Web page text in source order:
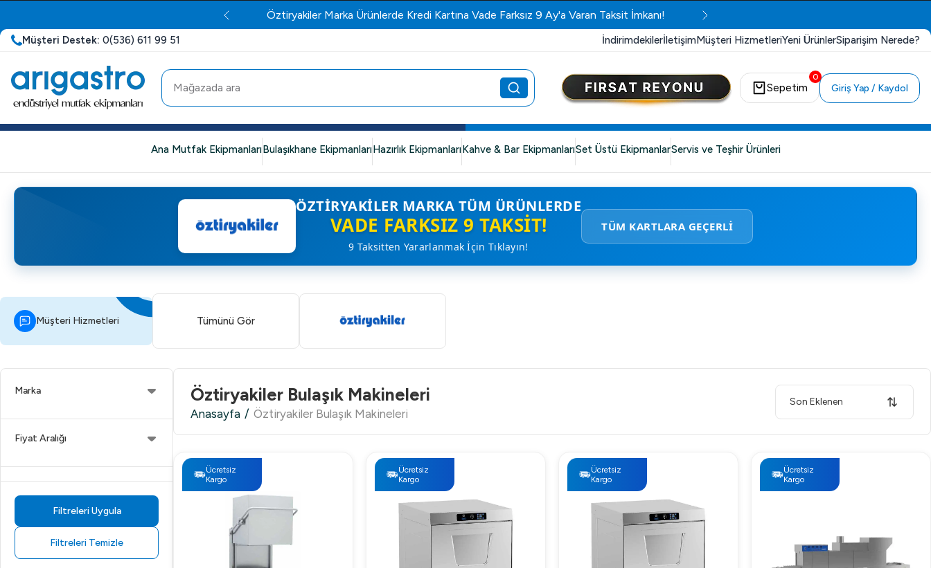
Öztiryakiler Marka Ürünlerde Kredi Kartına Vade Farksız 9 Ay'a Varan Taksit İmkanı!
Müşteri Destek: 0(536) 611 99 51 İndirimdekilerİletişimMüşteri HizmetleriYeni ÜrünlerSiparişim Nerede?
0
Sepetim Giriş Yap / Kaydol
Ana Mutfak EkipmanlarıBulaşıkhane EkipmanlarıHazırlık EkipmanlarıKahve & Bar EkipmanlarıSet Üstü EkipmanlarServis ve Teşhir Ürünleri
ÖZTIRYAKILER MARKA TÜM ÜRÜNLERDE
VADE FARKSIZ 9 TAKSIT!
9 Taksitten Yararlanmak İçin Tıklayın!
TÜM KARTLARA GEÇERLİ
Müşteri Hizmetleri Tümünü Gör
Marka
Fiyat Aralığı
Filtreleri Uygula
Filtreleri Temizle
Öztiryakiler Bulaşık Makineleri
Anasayfa / Öztiryakiler Bulaşık Makineleri
Son Eklenen
Ücretsiz
Kargo
Ücretsiz
Kargo
Ücretsiz
Kargo
Ücretsiz
Kargo